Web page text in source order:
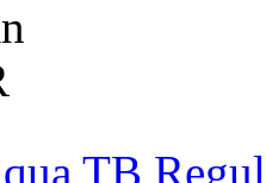
TB